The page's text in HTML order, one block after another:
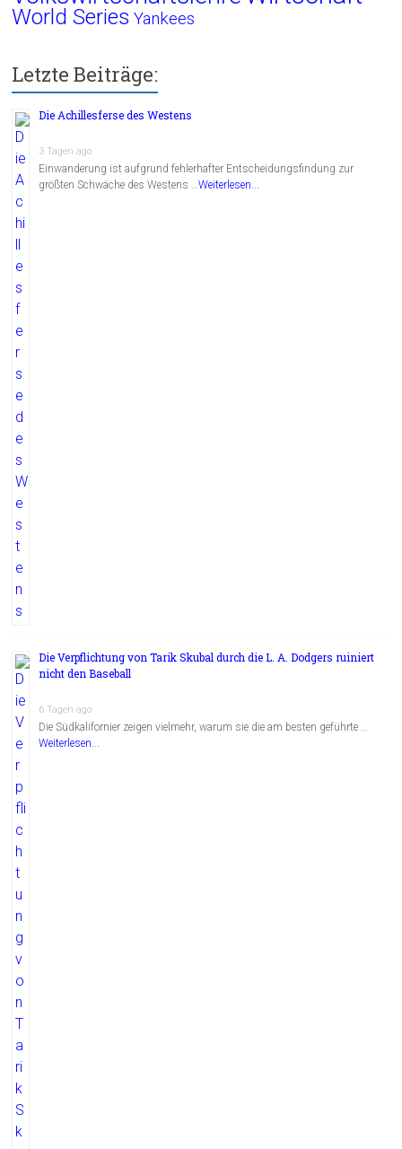
World Series Yankees
Letzte Beiträge:
Die Achillesferse des Westens
3 Tagen ago
Einwanderung ist aufgrund fehlerhafter Entscheidungsfindung zur
größten Schwäche des Westens …Weiterlesen...
Die Verpflichtung von Tarik Skubal durch die L. A. Dodgers ruiniert
nicht den Baseball
6 Tagen ago
Die Südkalifornier zeigen vielmehr, warum sie die am besten geführte …
Weiterlesen...